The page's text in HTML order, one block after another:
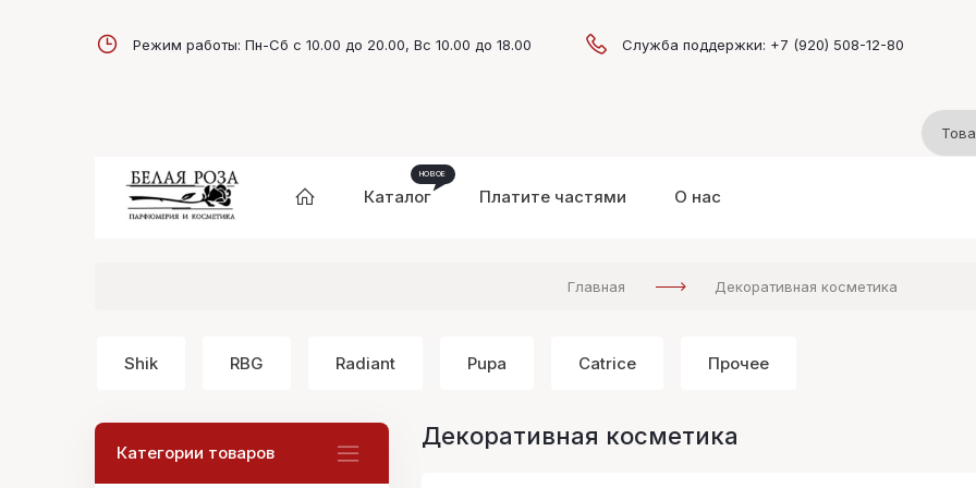
Режим работы: Пн-Сб с 10.00 до 20.00, Вс 10.00 до 18.00 Служба поддержки: +7 (920) 508-12-80
Каталог Платите частями О нас
Главная Декоративная косметика
Shik RBG Radiant Pupa Catrice Прочее
Декоративная косметика
Категории товаров